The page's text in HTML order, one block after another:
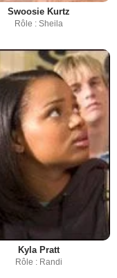
Swoosie Kurtz
Rôle : Sheila
Kyla Pratt
Rôle : Randi